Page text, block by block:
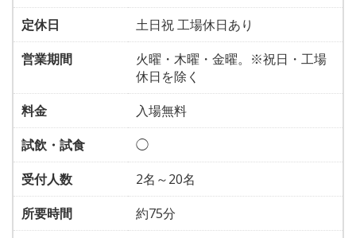
定休日
土日祝 工場休日あり
営業期間
火曜・木曜・金曜。※祝日・工場
休日を除く
料金
入場無料
試飲・試食
◯
受付人数
2名～20名
所要時間
約75分